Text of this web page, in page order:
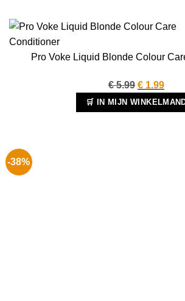
Pro Voke Liquid Blonde Colour
€5.99
prijs
was:
€ 1.99
prijs
is:
🛒 IN MIJN
-38%